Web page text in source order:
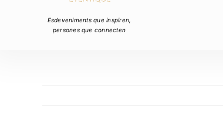
Esdeveniments que inspiren,
persones que connecten